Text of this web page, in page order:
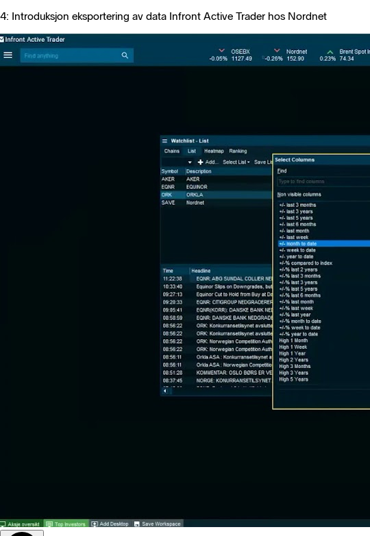
4: Introduksjon eksportering av data Infront Active Trader hos Nordnet